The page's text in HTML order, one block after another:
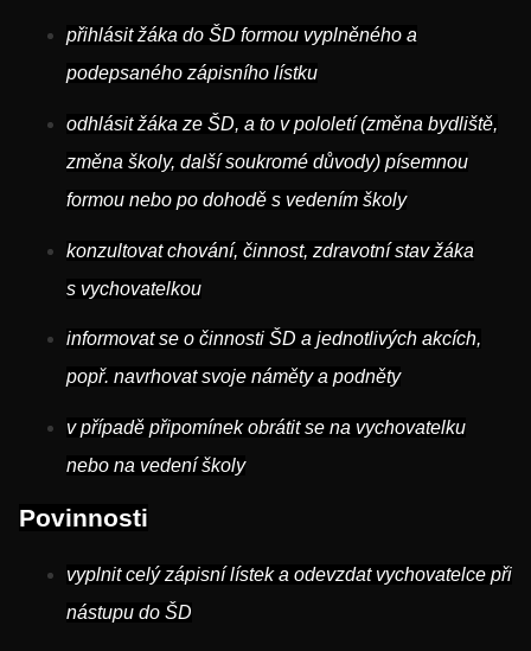
přihlásit žáka do ŠD formou vyplněného a
podepsaného zápisního lístku
odhlásit žáka ze ŠD, a to v pololetí (změna bydliště,
změna školy, další soukromé důvody) písemnou
formou nebo po dohodě s vedením školy
konzultovat chování, činnost, zdravotní stav žáka
s vychovatelkou
informovat se o činnosti ŠD a jednotlivých akcích,
popř. navrhovat svoje náměty a podněty
v případě připomínek obrátit se na vychovatelku
nebo na vedení školy
Povinnosti
vyplnit celý zápisní lístek a odevzdat vychovatelce při
nástupu do ŠD